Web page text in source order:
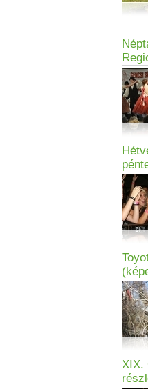
XIX.